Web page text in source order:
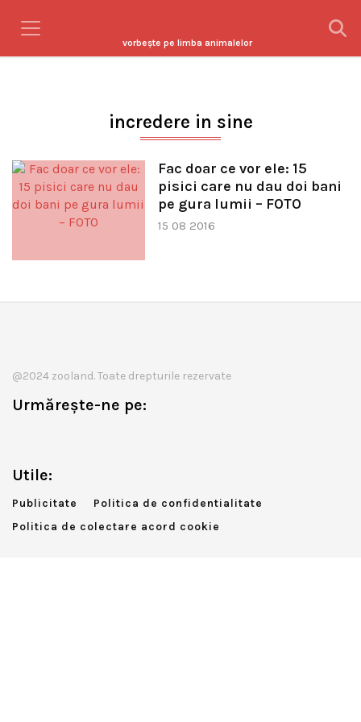
vorbeşte pe limba animalelor
incredere in sine
Fac doar ce vor ele: 15
pisici care nu dau doi bani
pe gura lumii – FOTO
15 08 2016
@2024 zooland. Toate drepturile rezervate
Urmărește-ne pe:
Utile:
Publicitate
Politica de confidentialitate
Politica de colectare acord cookie